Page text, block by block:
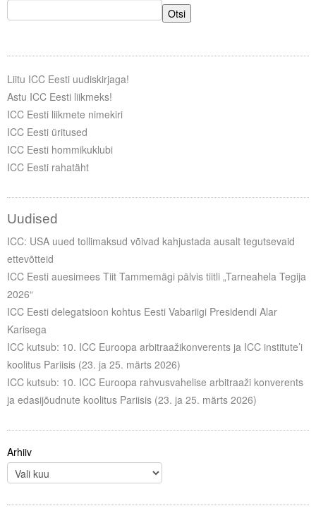
Otsi
Liitu ICC Eesti uudiskirjaga!
Astu ICC Eesti liikmeks!
ICC Eesti liikmete nimekiri
ICC Eesti üritused
ICC Eesti hommikuklubi
ICC Eesti rahatäht
Uudised
ICC: USA uued tollimaksud võivad kahjustada ausalt tegutsevaid
ettevõtteid
ICC Eesti auesimees Tiit Tammemägi pälvis tiitli „Tarneahela Tegija
2026“
ICC Eesti delegatsioon kohtus Eesti Vabariigi Presidendi Alar
Karisega
ICC kutsub: 10. ICC Euroopa arbitraažikonverents ja ICC institute’i
koolitus Pariisis (23. ja 25. märts 2026)
ICC kutsub: 10. ICC Euroopa rahvusvahelise arbitraaži konverents
ja edasijõudnute koolitus Pariisis (23. ja 25. märts 2026)
Arhiiv